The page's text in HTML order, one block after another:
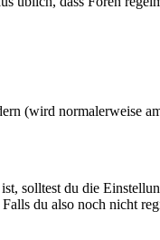
(wird normalerweise
solltest du die
du also noch nicht